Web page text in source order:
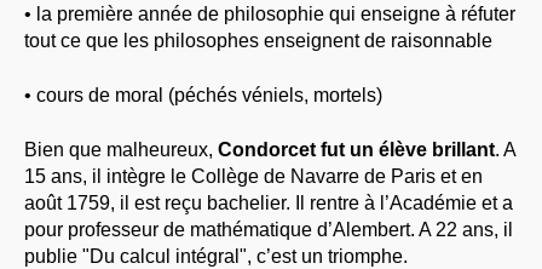
• la première année de philosophie qui enseigne à réfuter
tout ce que les philosophes enseignent de raisonnable
• cours de moral (péchés véniels, mortels)
Bien que malheureux, Condorcet fut un élève brillant. A
15 ans, il intègre le Collège de Navarre de Paris et en
août 1759, il est reçu bachelier. Il rentre à l’Académie et a
pour professeur de mathématique d’Alembert. A 22 ans, il
publie "Du calcul intégral", c’est un triomphe.